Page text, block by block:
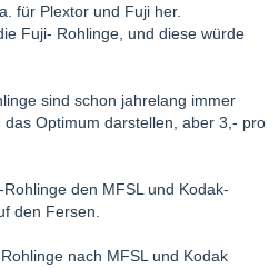
für Plextor und Fuji her.
Fuji- Rohlinge, und diese würde
sind schon jahrelang immer
Optimum darstellen, aber 3,- pro
den MFSL und Kodak-
den Fersen.
nach MFSL und Kodak